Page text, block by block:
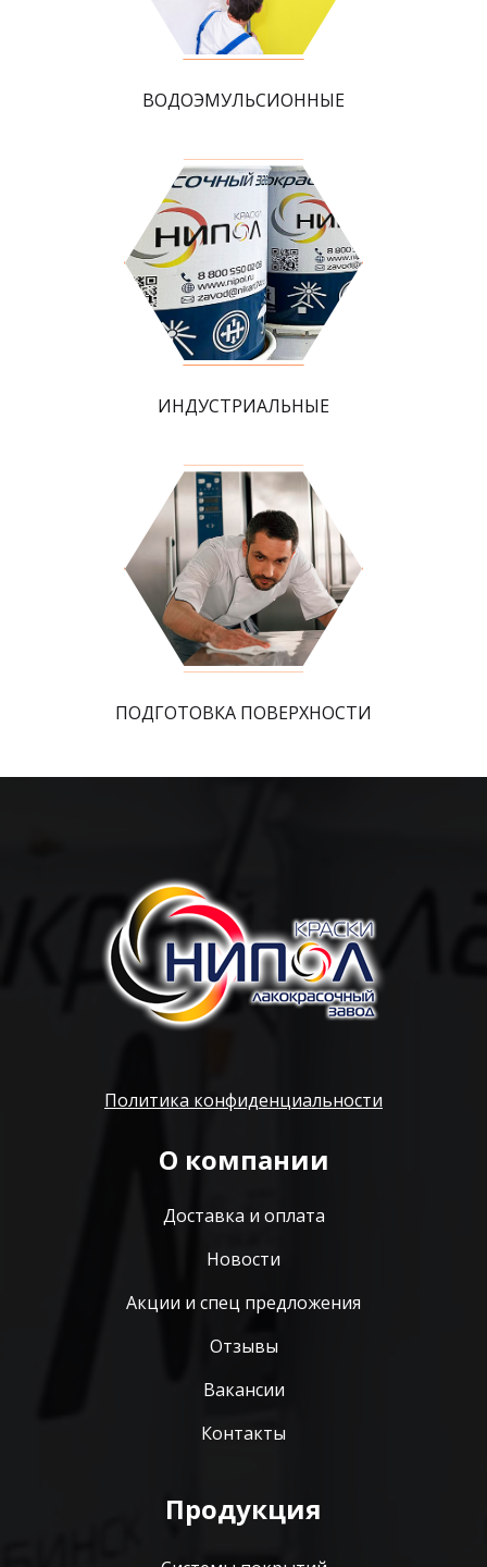
ВОДОЭМУЛЬСИОННЫЕ
ИНДУСТРИАЛЬНЫЕ
ПОДГОТОВКА ПОВЕРХНОСТИ
Политика конфиденциальности
О компании
Доставка и оплата
Новости
Акции и спец предложения
Отзывы
Вакансии
Контакты
Продукция